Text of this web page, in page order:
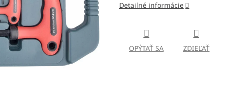
Detailné informácie
OPÝTAŤ SA ZDIEĽAŤ